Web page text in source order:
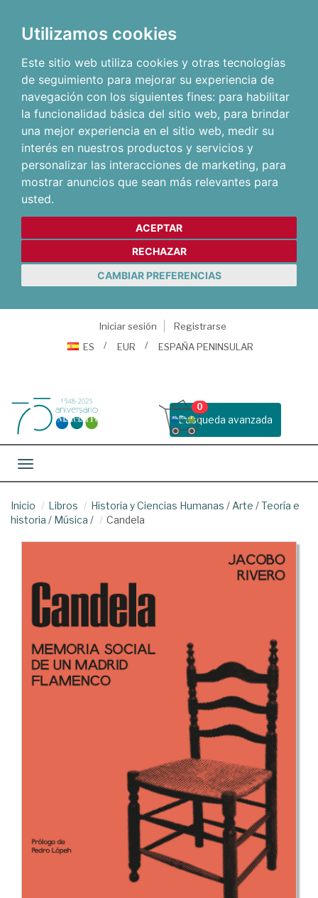
Utilizamos cookies
Este sitio web utiliza cookies y otras tecnologías
de seguimiento para mejorar su experiencia de
navegación con los siguientes fines: para habilitar
la funcionalidad básica del sitio web, para brindar
una mejor experiencia en el sitio web, medir su
interés en nuestros productos y servicios y
personalizar las interacciones de marketing, para
mostrar anuncios que sean más relevantes para
usted.
ACEPTAR
RECHAZAR
CAMBIAR PREFERENCIAS
Iniciar sesión
Registrarse
ES
EUR ESPAÑA PENINSULAR
Busqueda avanzada
0
Toggle navigation
Inicio Libros Historia y Ciencias Humanas / Arte /Teoría e
historia / Música / Candela